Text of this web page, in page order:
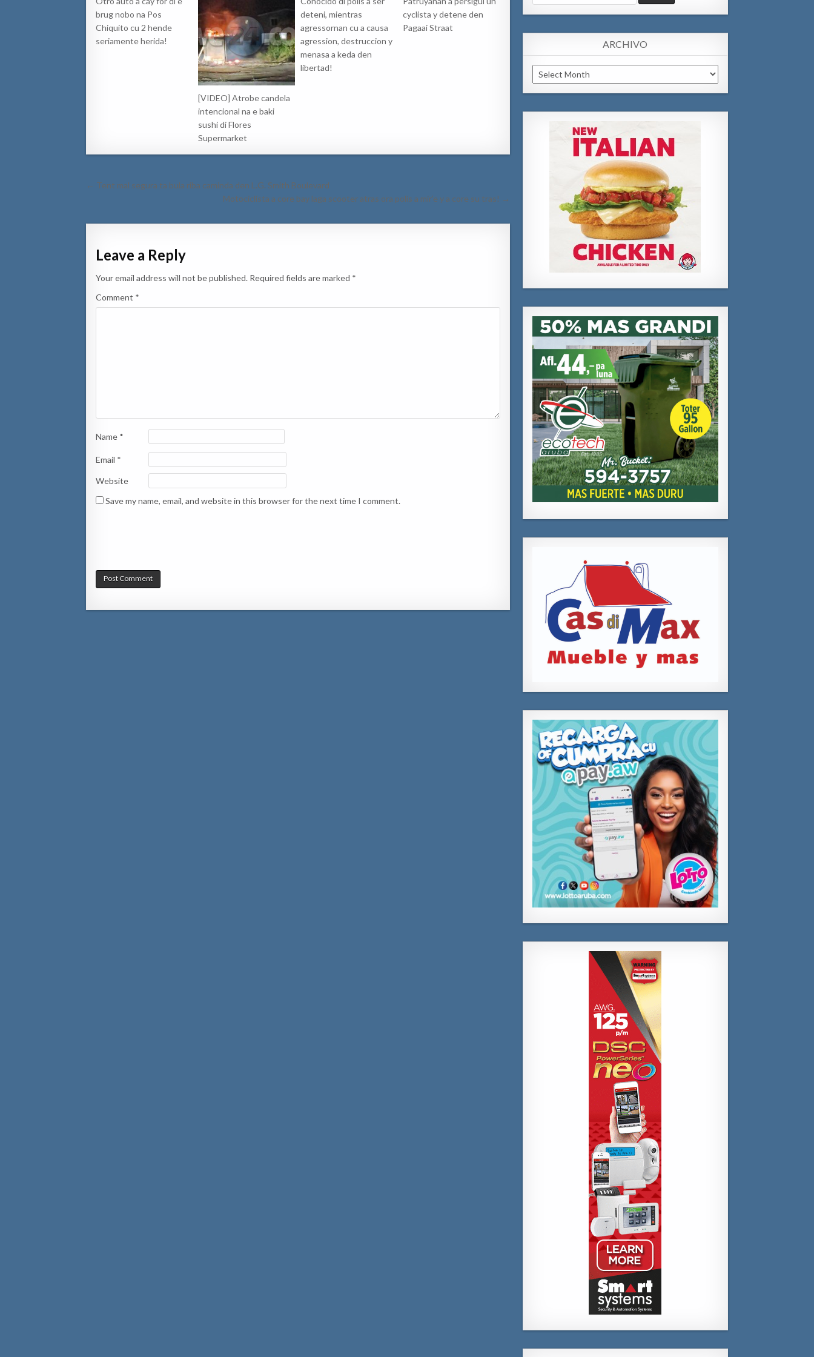
brug nobo na Pos
Chiquito cu 2 hende
seriamente herida!
[VIDEO] Atrobe candela
intencional na e baki
sushi di Flores
Supermarket
deteni, mientras
agressornan cu a causa
agression, destruccion y
menasa a keda den
libertad!
cyclista y detene den
Pagaai Straat
Post
← Tent mal segura ta bula riba caminda den L.G. Smith Boulevard
Motociclista a core bay laga scooter atras ora polis a mir’e y a core su tras! →
Leave a Reply
Your email address will not be published. Required fields are marked *
Comment *
Name *
Email *
Website
Save my name, email, and website in this browser for the next time I comment.
for:
ARCHIVO
Archivo